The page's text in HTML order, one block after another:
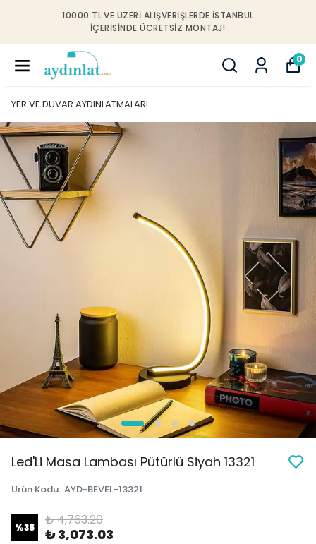
10000 TL VE ÜZERI ALIŞVERIŞLERDE İSTANBUL
IÇERISINDE ÜCRETSIZ MONTAJ!
0
YER VE DUVAR AYDINLATMALARI
Led'Li Masa Lambası Pütürlü Siyah 13321
Ürün Kodu: AYD-BEVEL-13321
%35 ₺ 4,763.20
₺ 3,073.03